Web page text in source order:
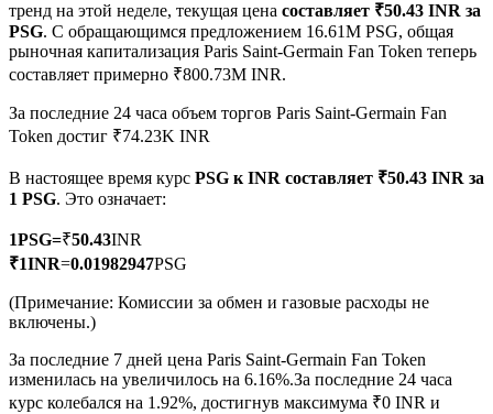
Фьючерсы на COIN-M
Криптовалютные фьючерсы
TradFi
Деривативы на акции, форекс, драгоценные металлы и
сырьевые товары
тренд на этой неделе, текущая цена составляет ₹50.43 INR за
PSG. С обращающимся предложением 16.61M PSG, общая
рыночная капитализация Paris Saint-Germain Fan Token теперь
составляет примерно ₹800.73M INR.
За последние 24 часа объем торгов Paris Saint-Germain Fan
Token достиг ₹74.23K INR
В настоящее время курс PSG к INR составляет ₹50.43 INR за
1 PSG. Это означает:
1PSG=₹50.43INR
₹1INR=0.01982947PSG
(Примечание: Комиссии за обмен и газовые расходы не
включены.)
За последние 7 дней цена Paris Saint-Germain Fan Token
изменилась на увеличилось на 6.16%.За последние 24 часа
курс колебался на 1.92%, достигнув максимума ₹0 INR и